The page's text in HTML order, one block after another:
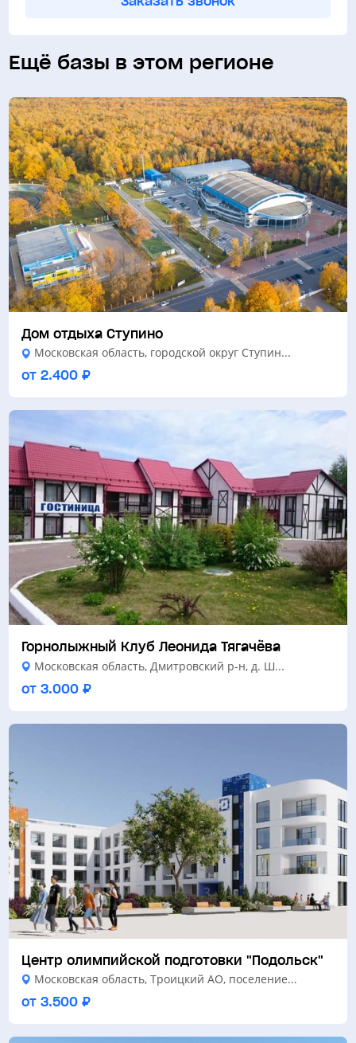
Ещё базы в этом регионе
Дом отдыха Ступино
Московская область, городской округ Ступин...
от 2.400 ₽
Горнолыжный Клуб Леонида Тягачёва
Московская область, Дмитровский р-н, д. Ш...
от 3.000 ₽
Центр олимпийской подготовки "Подольск"
Московская область, Троицкий АО, поселение...
от 3.500 ₽